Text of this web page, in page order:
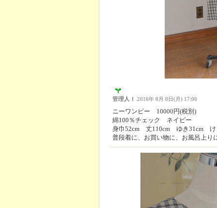
管理人Ｉ 2016年 8月 8日(月) 17:06
ニーワンピー 10000円(税別)
綿100％チェック ネイビー
身巾52cm 丈110cm ゆき31cm け
普段着に、お買い物に、お風呂上り